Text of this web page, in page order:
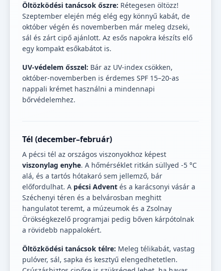
Öltözködési tanácsok őszre: Rétegesen öltözz!
Szeptember elején még elég egy könnyű kabát, de
október végén és novemberben már meleg dzseki,
sál és zárt cipő ajánlott. Az esős napokra készíts elő
egy kompakt esőkabátot is.
UV-védelem ősszel: Bár az UV-index csökken,
október-novemberben is érdemes SPF 15–20-as
nappali krémet használni a mindennapi
bőrvédelemhez.
Tél (december–február)
A pécsi tél az országos viszonyokhoz képest
viszonylag enyhe. A hőmérséklet ritkán süllyed -5 °C
alá, és a tartós hótakaró sem jellemző, bár
előfordulhat. A pécsi Advent és a karácsonyi vásár a
Széchenyi téren és a belvárosban meghitt
hangulatot teremt, a múzeumok és a Zsolnay
Örökségkezelő programjai pedig bőven kárpótolnak
a rövidebb nappalokért.
Öltözködési tanácsok télre: Meleg télikabát, vastag
pulóver, sál, sapka és kesztyű elengedhetetlen.